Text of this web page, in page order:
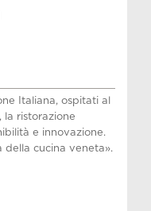
Italiana, ospitati al
la ristorazione
e innovazione.
della cucina veneta».